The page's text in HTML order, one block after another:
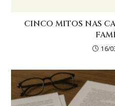
CINCO MITOS NAS
16/